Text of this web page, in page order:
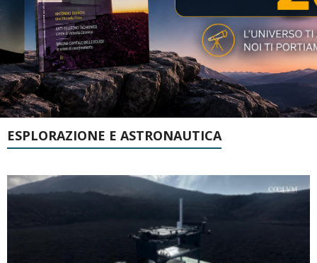
ESPLORAZIONE E ASTRONAUTICA